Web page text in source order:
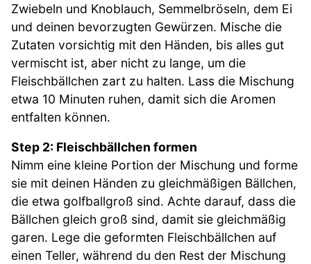
Zwiebeln und Knoblauch, Semmelbröseln, dem Ei
und deinen bevorzugten Gewürzen. Mische die
Zutaten vorsichtig mit den Händen, bis alles gut
vermischt ist, aber nicht zu lange, um die
Fleischbällchen zart zu halten. Lass die Mischung
etwa 10 Minuten ruhen, damit sich die Aromen
entfalten können.
Step 2: Fleischbällchen formen
Nimm eine kleine Portion der Mischung und forme
sie mit deinen Händen zu gleichmäßigen Bällchen,
die etwa golfballgroß sind. Achte darauf, dass die
Bällchen gleich groß sind, damit sie gleichmäßig
garen. Lege die geformten Fleischbällchen auf
einen Teller, während du den Rest der Mischung